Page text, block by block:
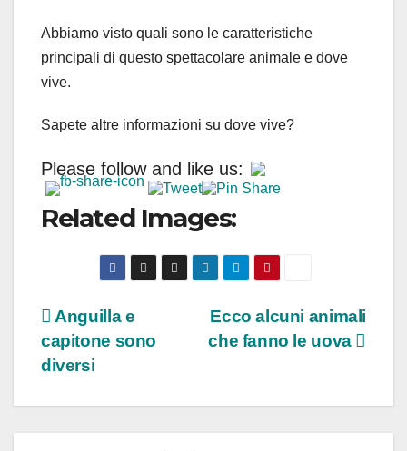
Abbiamo visto quali sono le caratteristiche
principali di questo spettacolare animale e dove
vive.
Sapete altre informazioni su dove vive?
Please follow and like us:
Related Images:
Navigazione
articoli
Ecco alcuni animali
che fanno le uova
Anguilla e
capitone sono
diversi